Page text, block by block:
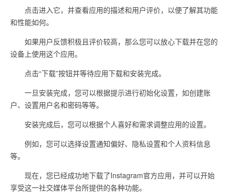
点击进入它，并查看应用的描述和用户评价，以便了解其功能
和性能如何。
如果用户反馈积极且评价较高，那么您可以放心下载并在您的
设备上使用这个应用。
点击“下载”按钮并等待应用下载和安装完成。
一旦安装完成，您可以根据提示进行初始化设置，如创建账
户、设置用户名和密码等等。
安装完成后，您可以根据个人喜好和需求调整应用的设置。
例如，您可以选择设置通知偏好、隐私设置和个人资料信息
等。
现在，您已经成功地下载了Instagram官方应用，并可以开始
享受这一社交媒体平台所提供的各种功能。